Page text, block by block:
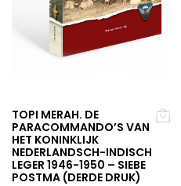
TOPI MERAH. DE
PARACOMMANDO’S VAN
HET KONINKLIJK
NEDERLANDSCH-INDISCH
LEGER 1946-1950 – SIEBE
POSTMA (DERDE DRUK)